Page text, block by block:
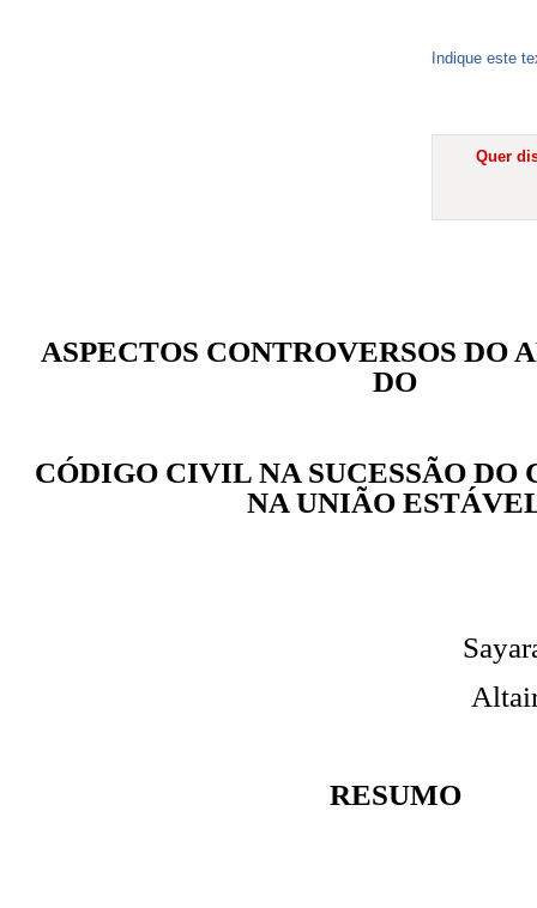
Indique este
Quer
ASPECTOS CONTROVERSOS DO
DO
CÓDIGO CIVIL NA SUCESSÃO DO
NA UNIÃO
RESUMO